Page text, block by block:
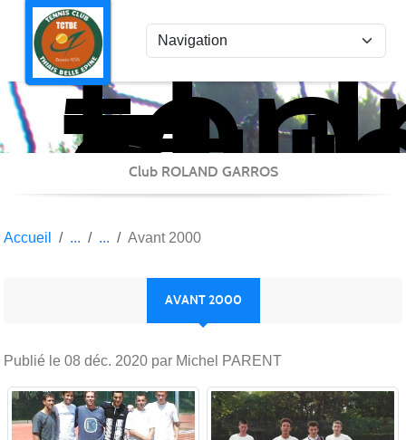
Club ROLAND GARROS
Accueil Avant 2000
AVANT 2000
Publié le 08 déc. 2020 par Michel PARENT
Panneau de gestion des cookies